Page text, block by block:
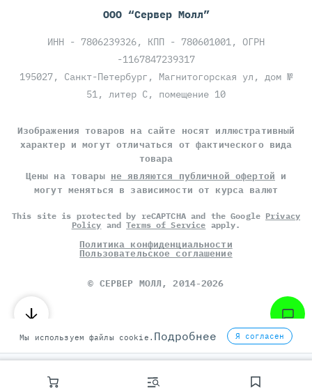
ООО “Сервер Молл”
ИНН - 7806239326, КПП - 780601001, ОГРН
-1167847239317
195027, Санкт-Петербург, Магнитогорская ул, дом №
51, литер С, помещение 10
Изображения товаров на сайте носят иллюстративный
характер и могут отличаться от фактического вида
товара
Цены на товары не являются публичной офертой и
могут меняться в зависимости от курса валют
This site is protected by reCAPTCHA and the Google Privacy
Policy andTerms of Service apply.
Политика конфиденциальности
Пользовательское соглашение
© СЕРВЕР МОЛЛ, 2014-2026
Мы используем файлы cookie. Подробнее Я согласен